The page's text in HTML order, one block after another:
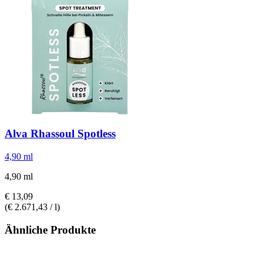
Alva Rhassoul Spotless
4,90 ml
4,90 ml
€ 13,09
(€ 2.671,43 / l)
Ähnliche Produkte